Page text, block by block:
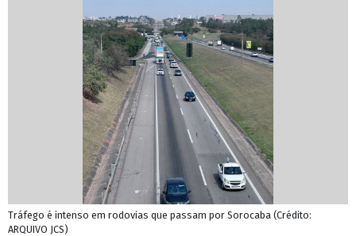
Tráfego é intenso em rodovias que passam por Sorocaba (Crédito:
ARQUIVO JCS)